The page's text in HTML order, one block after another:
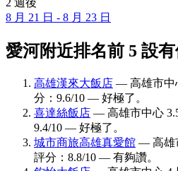
2 週後
8 月 21 日 - 8 月 23 日
愛河附近排名前 5 設
高雄漢來大飯店 — 高雄市中
分：9.6/10 — 好極了。
喜達絲飯店 — 高雄市中心
9.4/10 — 好極了。
城市商旅高雄真愛館 — 高雄
評分：8.8/10 — 有夠讚。